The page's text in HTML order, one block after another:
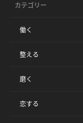
カテゴリー
働く
整える
磨く
恋する